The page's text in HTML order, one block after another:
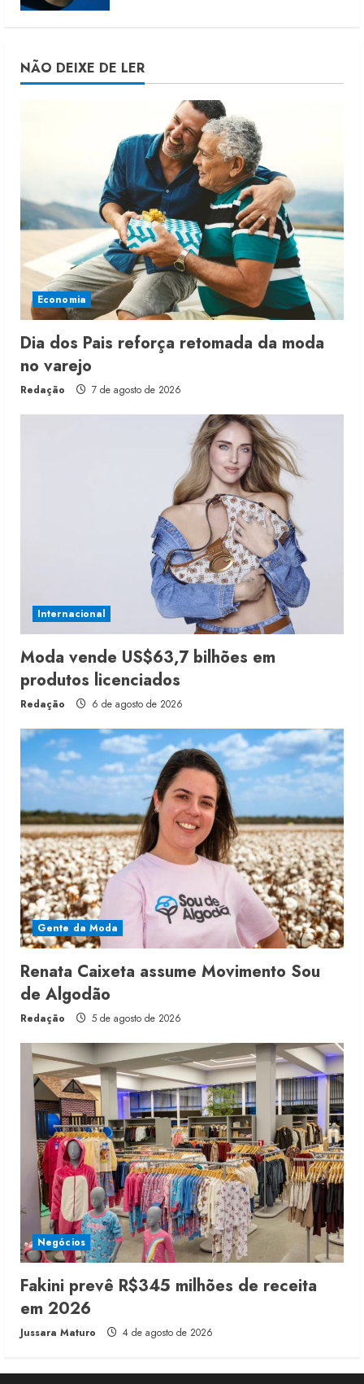
NÃO DEIXE DE LER
Economia
Dia dos Pais reforça retomada da moda
no varejo
Redação 7 de agosto de 2026
Internacional
Moda vende US$63,7 bilhões em
produtos licenciados
Redação 6 de agosto de 2026
Gente da Moda
Renata Caixeta assume Movimento Sou
de Algodão
Redação 5 de agosto de 2026
Negócios
Fakini prevê R$345 milhões de receita
em 2026
Jussara Maturo 4 de agosto de 2026